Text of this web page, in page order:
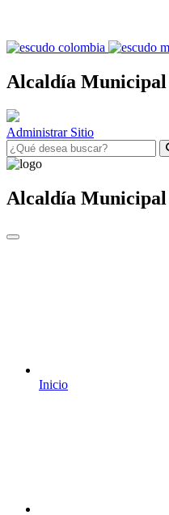
Alcaldía
Administrar Sitio
Alcaldía Municipal
Inicio